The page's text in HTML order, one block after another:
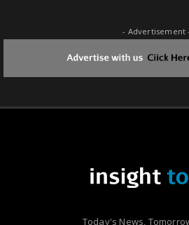
- Advertisement -
Today's News,